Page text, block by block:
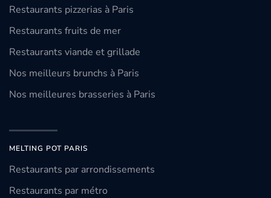
Restaurants pizzerias à Paris
Restaurants fruits de mer
Restaurants viande et grillade
Nos meilleurs brunchs à Paris
Nos meilleures brasseries à Paris
MELTING POT PARIS
Restaurants par arrondissements
Restaurants par métro